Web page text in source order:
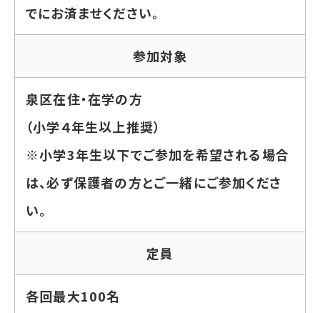
でにお済ませください。
参加対象
泉区在住・在学の方
（小学４年生以上推奨）
※小学3年生以下でご参加を希望される場合
は、必ず保護者の方とご一緒にご参加くださ
い。
定員
各回最大100名